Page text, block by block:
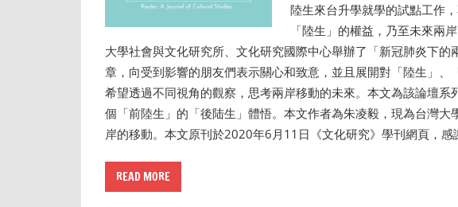
陸生來台升學就學的試點工作
「陸生」的權益，乃至未來兩
大學社會與文化研究所、文化研究國際中心舉辦了「新冠肺炎下
章，向受到影響的朋友們表示關心和致意，並且展開對「陸生」
希望透過不同視角的觀察，思考兩岸移動的未來。本文為該論壇
個「前陸生」的「後陆生」體悟。本文作者為朱凌毅，現為台灣
岸的移動。本文原刊於2020年6月11日《文化研究》學刊網頁，感
READ MORE